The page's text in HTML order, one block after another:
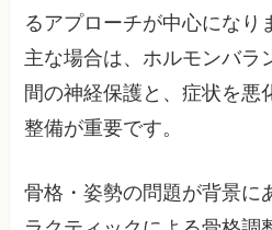
るアプローチが中心になり
主な場合は、ホルモンバラ
間の神経保護と、症状を悪
整備が重要です。
骨格・姿勢の問題が背景に